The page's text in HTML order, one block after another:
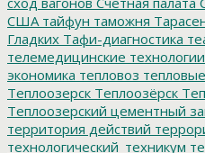
США тайфун таможня
Гладких Тафи-диагностика
телемедицинские технологии
экономика тепловоз
Теплоозерск Теплоозёрск
Теплоозерский цементный
территория действий
технологический_техникум